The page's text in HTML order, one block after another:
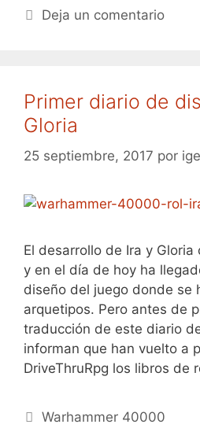
Deja un comentario
Primer diario de
Gloria
25 septiembre, 2017 por
El desarrollo de Ira y
y en el día de hoy ha
diseño del juego donde se
arquetipos. Pero antes de
traducción de este diario
informan que han vuelto a
DriveThruRpg los libros de
Categorías
Warhammer 40000